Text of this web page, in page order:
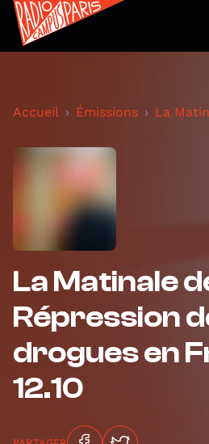
Accueil Émissions La
La Matinale
Répression
drogues en
12.10